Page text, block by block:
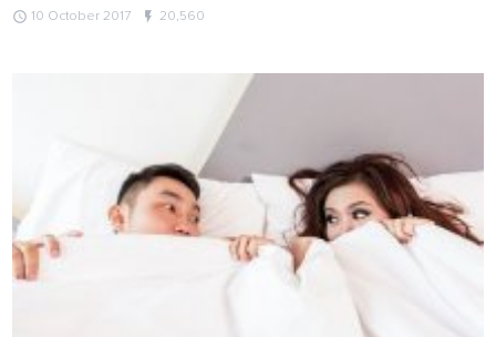
query_builder 10 October 2017 flash_on 20,560